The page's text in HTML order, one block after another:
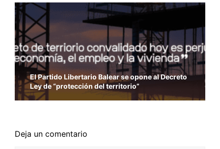
El Partido Libertario Balear se opone al Decreto
Ley de “protección del territorio”
Deja un comentario